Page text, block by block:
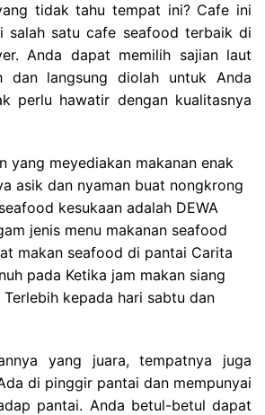
tidak tahu tempat ini? Cafe ini
salah satu cafe seafood terbaik di
Anda dapat memilih sajian laut
dan langsung diolah untuk Anda
perlu hawatir dengan kualitasnya
yang meyediakan makanan enak
asik dan nyaman buat nongkrong
kesukaan adalah DEWA
jenis menu makanan seafood
makan seafood di pantai Carita
pada Ketika jam makan siang
kepada hari sabtu dan
yang juara, tempatnya juga
di pinggir pantai dan mempunyai
pantai. Anda betul-betul dapat